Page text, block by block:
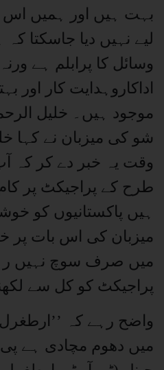
بہت ہیں اور ہمیں
لیے نہیں دیا جاسکتا
وسائل کا پرابلم ہے
اداکاروہدایت کار اور
موجود ہیں۔ خلیل
شو کی میزبان نے
وقت یہ خبر دے کر کہ
طرح کے پراجیکٹ پر
ہیں پاکستانیوں کو
میزبان کی اس بات پر
میں صرف سوچ نہیں
پراجیکٹ کو کل سے
واضح رہے کہ ’’ارطغرل
میں دھوم مچادی ہے